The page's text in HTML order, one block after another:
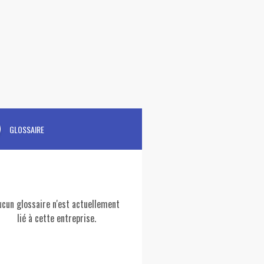
GLOSSAIRE
glossaire n'est actuellement
lié à cette entreprise.